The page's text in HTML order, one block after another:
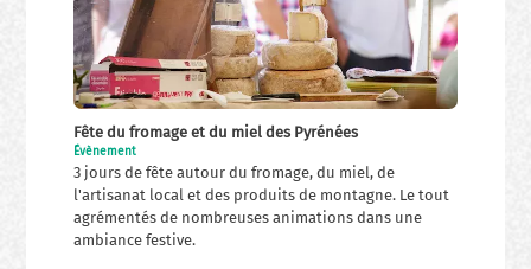
Fête du fromage et du miel des Pyrénées
Évènement
3 jours de fête autour du fromage, du miel, de
l'artisanat local et des produits de montagne. Le tout
agrémentés de nombreuses animations dans une
ambiance festive.